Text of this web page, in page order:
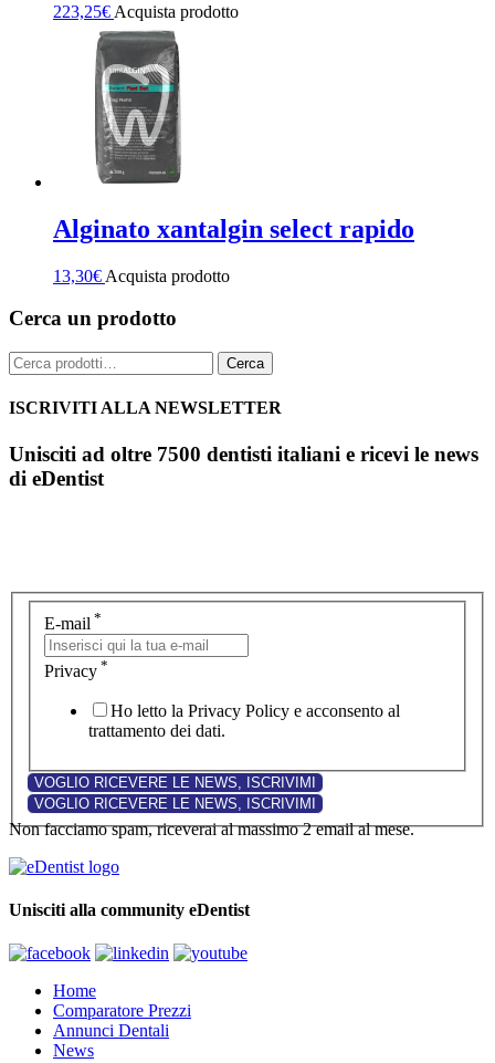
223,25€ Acquista prodotto
Alginato xantalgin select rapido
13,30€ Acquista prodotto
Cerca un prodotto
Cerca: Cerca
ISCRIVITI ALLA NEWSLETTER
Unisciti ad oltre 7500 dentisti italiani e ricevi le news
di eDentist
E-mail *
Privacy *
Ho letto la Privacy Policy e acconsento al
trattamento dei dati.
Non facciamo spam, riceverai al massimo 2 email al mese.
Unisciti alla community eDentist
Home
Comparatore Prezzi
Annunci Dentali
News